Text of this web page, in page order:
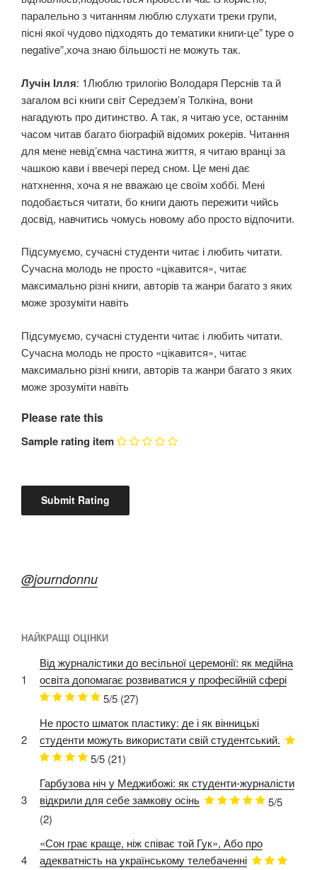
паралельно з читанням люблю слухати треки групи,
пісні якої чудово підходять до тематики книги-це” type o
negative”,хоча знаю більшості не можуть так.
Лучін Ілля: 1Люблю трилогію Володаря Перснів та й
загалом всі книги світ Середземʼя Толкіна, вони
нагадують про дитинство. А так, я читаю усе, останнім
часом читав багато біографій відомих рокерів. Читання
для мене невідʼємна частина життя, я читаю вранці за
чашкою кави і ввечері перед сном. Це мені дає
натхнення, хоча я не вважаю це своїм хоббі. Мені
подобається читати, бо книги дають пережити чийсь
досвід, навчитись чомусь новому або просто відпочити.
Підсумуємо, сучасні студенти читає і любить читати.
Сучасна молодь не просто «цікавится», читає
максимально різні книги, авторів та жанри багато з яких
може зрозуміти навіть
Підсумуємо, сучасні студенти читає і любить читати.
Сучасна молодь не просто «цікавится», читає
максимально різні книги, авторів та жанри багато з яких
може зрозуміти навіть
Please rate this
Sample rating item
@journdonnu
НАЙКРАЩІ ОЦІНКИ
1
Від журналістики до весільної церемонії: як медійна
освіта допомагає розвиватися у професійній сфері
5/5 (27)
2
Не просто шматок пластику: де і як вінницькі
студенти можуть використати свій студентський.
5/5 (21)
3
Гарбузова ніч у Меджибожі: як студенти-журналісти
відкрили для себе замкову осінь
5/5
(2)
4
«Сон грає краще, ніж співає той Гук», Або про
адекватність на українському телебаченні